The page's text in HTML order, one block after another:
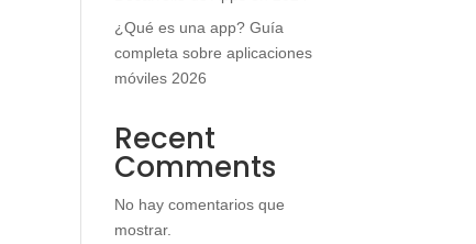
¿Qué es una app? Guía
completa sobre aplicaciones
móviles 2026
Recent
Comments
No hay comentarios que
mostrar.